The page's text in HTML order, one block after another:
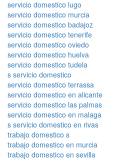
servicio domestico lugo
servicio domestico murcia
servicio domestico badajoz
servicio domestico tenerife
servicio domestico oviedo
servicio domestico huelva
servicio domestico tudela
s servicio domestico
servicio domestico terrassa
servicio domestico en alicante
servicio domestico las palmas
servicio domestico en malaga
s servicio domestico en rivas
trabajo domestico s
trabajo domestico en murcia
trabajo domestico en sevilla